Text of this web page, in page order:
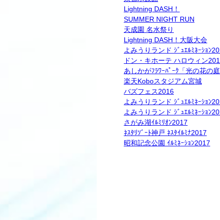
Lightning DASH！
SUMMER NIGHT RUN
天成園 名水祭り
Lightning DASH！大阪大会
よみうりランド ｼﾞｭｴﾙﾐﾈｰｼｮﾝ
ドン・キホーテ ハロウィン
あしかがﾌﾗﾜｰﾊﾟｰｸ「光の花の庭
楽天Koboスタジアム宮城
バズフェス2016
よみうりランド ｼﾞｭｴﾙﾐﾈｰｼｮﾝ
よみうりランド ｼﾞｭｴﾙﾐﾈｰｼｮﾝ
さがみ湖ｲﾙﾐﾘｵﾝ2017
ﾈｽﾀﾘｿﾞｰﾄ神戸 ﾈｽﾀｲﾙﾐﾅ2017
昭和記念公園 ｲﾙﾐﾈｰｼｮﾝ2017